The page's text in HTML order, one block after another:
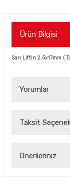
Ürün Bilgisi
Sarı Liftin 2,5x17mm (
Yorumlar
Taksit
Önerileriniz